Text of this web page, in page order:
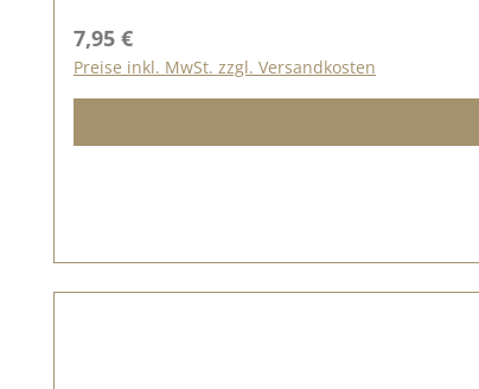
Regulärer Preis:
7,95 €
Preise inkl. MwSt. zzgl. Versandkosten